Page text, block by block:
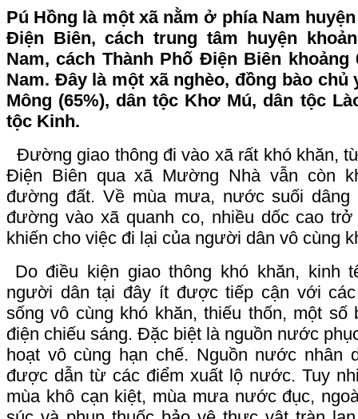
Pú Hồng là một xã nằm ở phía Nam
Điện Biên, cách trung tâm huyện
Nam, cách Thành Phố Điện Biên
Nam. Đây là một xã nghèo, đồng bào
Mông (65%), dân tộc Khơ Mú, dân tộc
tộc Kinh.
Đường giao thông đi vào xã rất khó khăn,
Điện Biên qua xã Mường Nhà vẫn còn
đường đất. Về mùa mưa, nước suối dâng
đường vào xã quanh co, nhiều dốc cao
khiến cho việc đi lại của người dân vô cùng
Do điều kiện giao thông khó khăn, kinh
người dân tại đây ít được tiếp cận với
sống vô cùng khó khăn, thiếu thốn, một số
điện chiếu sáng. Đặc biệt là nguồn nước
hoạt vô cùng hạn chế. Nguồn nước nhân
được dẫn từ các điểm xuất lộ nước. Tuy
mùa khô cạn kiệt, mùa mưa nước đục,